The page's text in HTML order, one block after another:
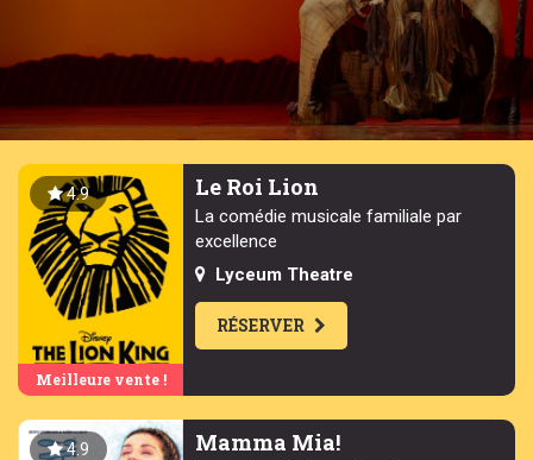
Meilleure vente !
4.9 Le Roi Lion
La comédie musicale familiale par
excellence
Lyceum Theatre
RÉSERVER
4.9 Mamma Mia!